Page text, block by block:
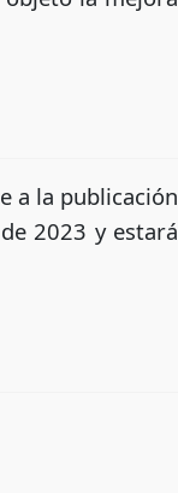
a la publicación
2023 y estará